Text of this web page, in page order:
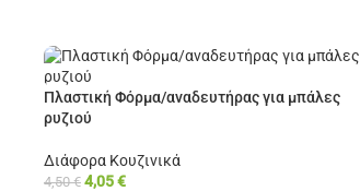
Πλαστική Φόρμα/αναδευτήρας για μπάλες
ρυζιού
Διάφορα Κουζινικά
4,50€ 4,05€